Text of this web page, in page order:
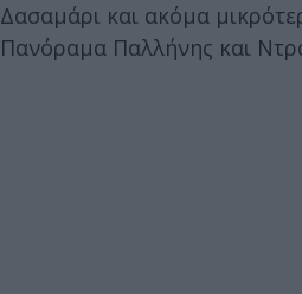
Δασαμάρι και ακόμα
Πανόραμα Παλλήνης και